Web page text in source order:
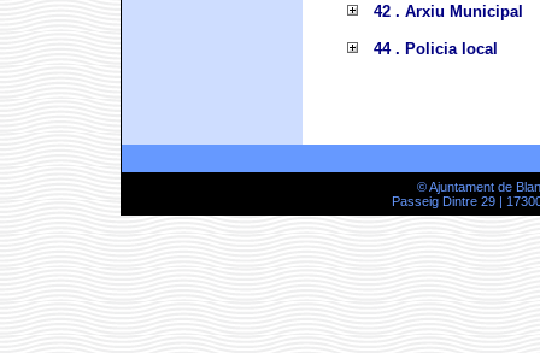
42 . Arxiu Municipal
44 . Policia local
© Ajuntament de
Passeig Dintre 29 |